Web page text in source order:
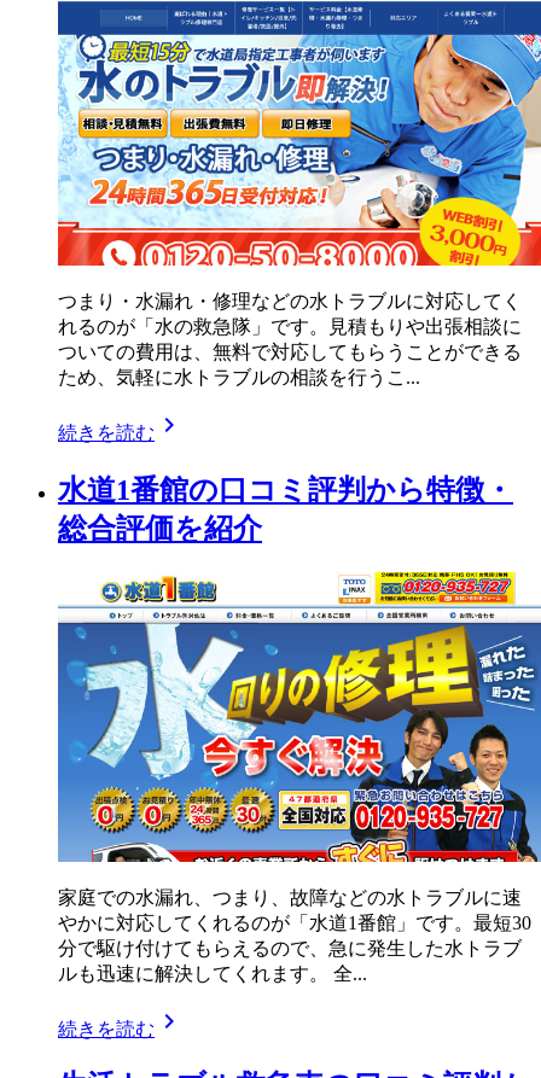
つまり・水漏れ・修理などの水トラブルに対応してく
れるのが「水の救急隊」です。見積もりや出張相談に
ついての費用は、無料で対応してもらうことができる
ため、気軽に水トラブルの相談を行うこ...
続きを読む chevron_right
水道1番館の口コミ評判から特徴・
総合評価を紹介
家庭での水漏れ、つまり、故障などの水トラブルに速
やかに対応してくれるのが「水道1番館」です。最短30
分で駆け付けてもらえるので、急に発生した水トラブ
ルも迅速に解決してくれます。 全...
続きを読む chevron_right